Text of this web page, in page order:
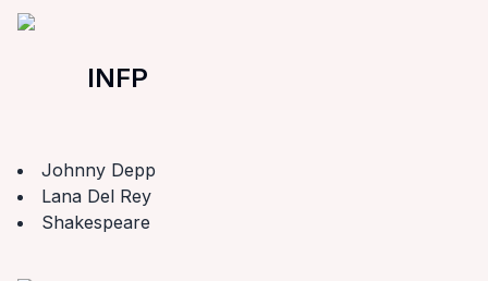
INFP
Johnny Depp
Lana Del Rey
Shakespeare